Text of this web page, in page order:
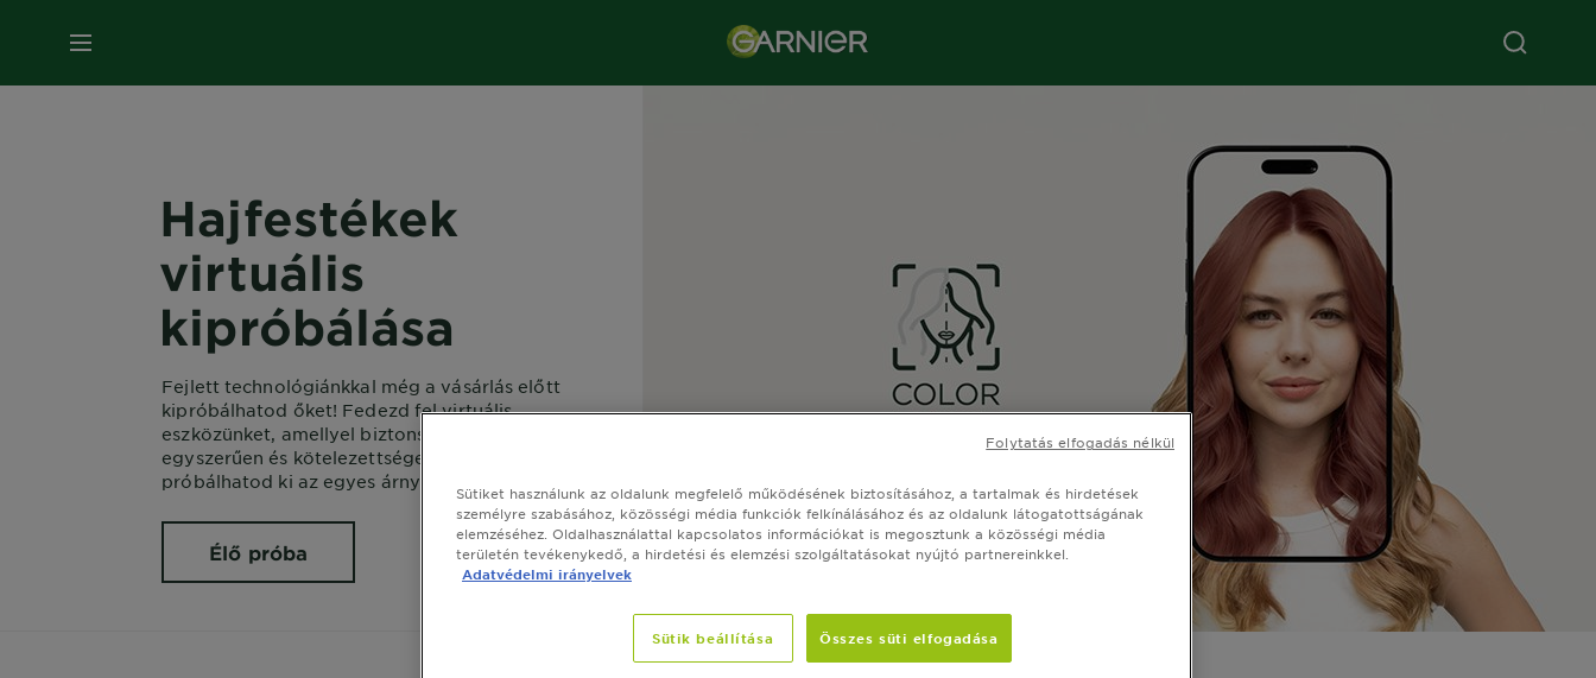
MENÜ
Hajfestékek
virtuális
kipróbálása
Fejlett technológiánkkal még a vásárlás előtt
kipróbálhatod őket! Fedezd fel virtuális
eszközünket, amellyel biztonságosan,
egyszerűen és kötelezettségek nélkül
próbálhatod ki az egyes árnyalatokat.
Élő próba
Sütiket használunk az oldalunk megfelelő működésének biztosításához, a tartalmak és hirdetések
személyre szabásához, közösségi média funkciók felkínálásához és az oldalunk látogatottságának
elemzéséhez. Oldalhasználattal kapcsolatos információkat is megosztunk a közösségi média
területén tevékenykedő, a hirdetési és elemzési szolgáltatásokat nyújtó partnereinkkel.
Adatvédelmi irányelvek
Sütik beállítása Összes süti elfogadása
Folytatás elfogadás nélkül